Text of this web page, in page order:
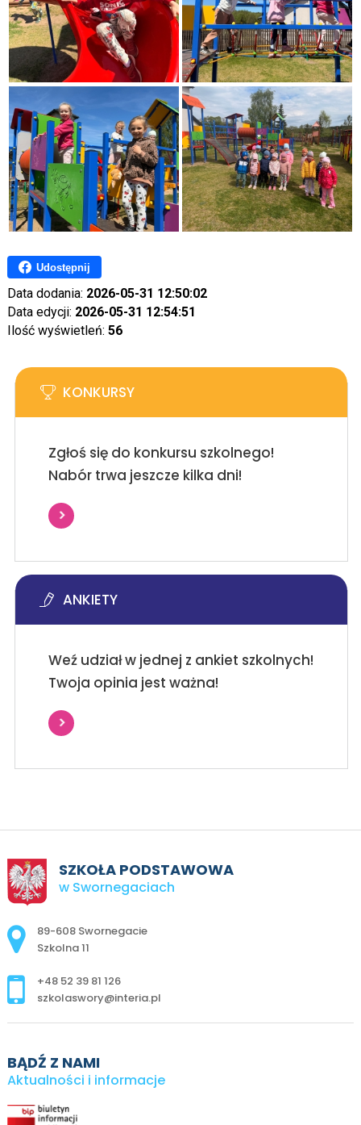
Udostępnij
Data dodania: 2026-05-31 12:50:02
Data edycji: 2026-05-31 12:54:51
Ilość wyświetleń: 56
KONKURSY
Zgłoś się do konkursu szkolnego!
Nabór trwa jeszcze kilka dni!
ANKIETY
Weź udział w jednej z ankiet szkolnych!
Twoja opinia jest ważna!
SZKOŁA PODSTAWOWA
w Swornegaciach
Adres pocztowy:
89-608 Swornegacie
Szkolna 11
+48 52 39 81 126
szkolaswory@interia.pl
BĄDŹ Z NAMI
Aktualności i informacje